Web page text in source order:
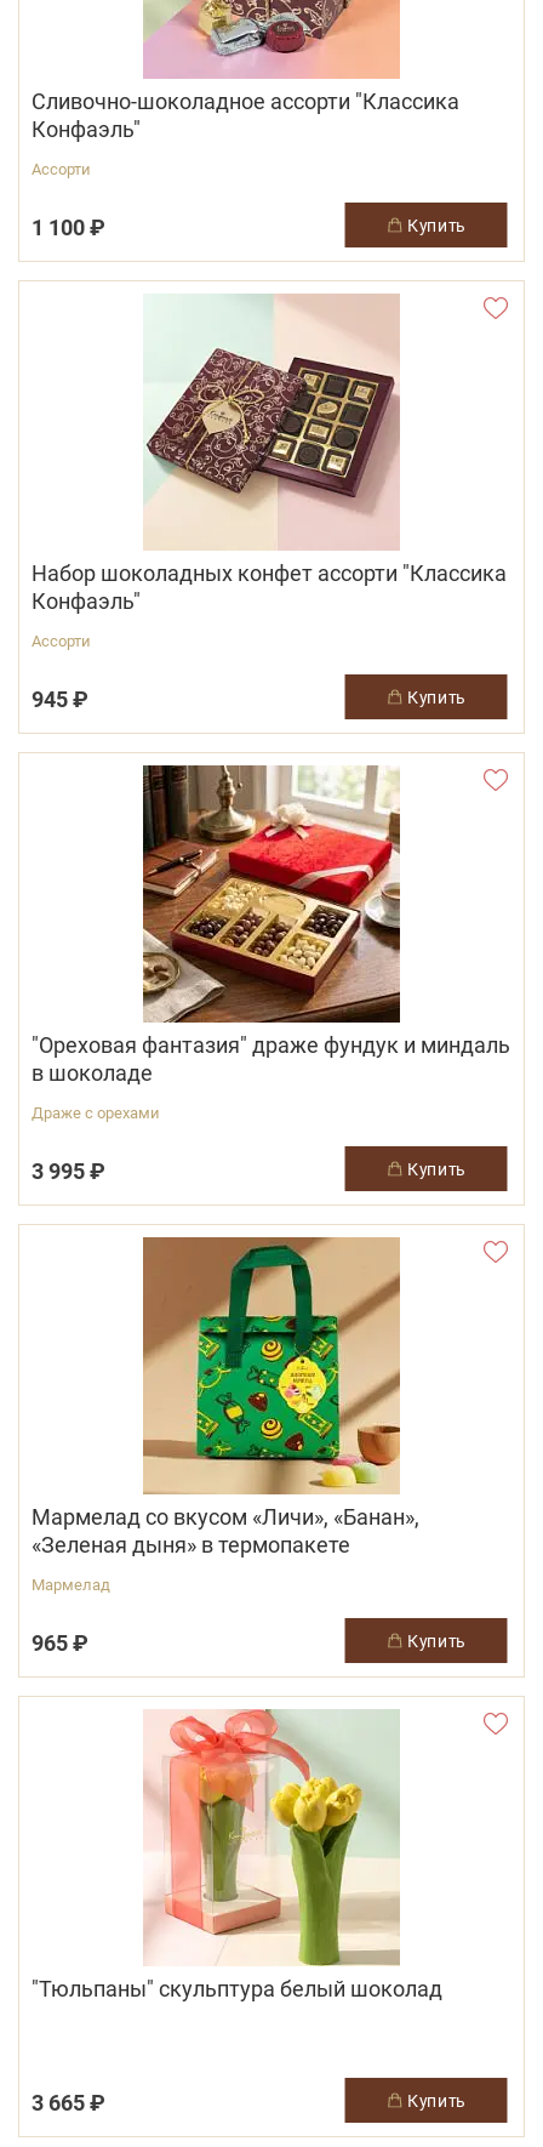
Сливочно-шоколадное ассорти "Классика
Конфаэль"
Ассорти
1 100 ₽ купить
Набор шоколадных конфет ассорти "Классика
Конфаэль"
Ассорти
945 ₽ купить
"Ореховая фантазия" драже фундук и миндаль
в шоколаде
Драже с орехами
3 995 ₽ купить
Мармелад со вкусом «Личи», «Банан»,
«Зеленая дыня» в термопакете
Мармелад
965 ₽ купить
"Тюльпаны" скульптура белый шоколад
3 665 ₽ купить